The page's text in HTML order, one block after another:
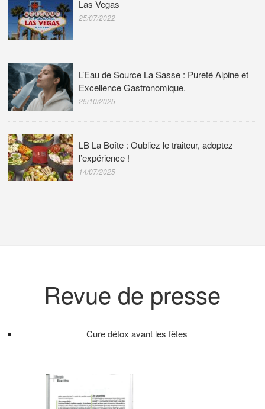
Las Vegas
25/07/2022
L’Eau de Source La Sasse : Pureté Alpine et
Excellence Gastronomique.
25/10/2025
LB La Boîte : Oubliez le traiteur, adoptez
l’expérience !
14/07/2025
Revue de presse
Cure détox avant les fêtes